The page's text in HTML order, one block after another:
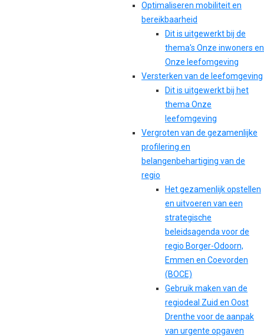
Optimaliseren mobiliteit en
bereikbaarheid
Dit is uitgewerkt bij de
thema's Onze inwoners en
Onze leefomgeving
Versterken van de leefomgeving
Dit is uitgewerkt bij het
thema Onze
leefomgeving
Vergroten van de gezamenlijke
profilering en
belangenbehartiging van de
regio
Het gezamenlijk opstellen
en uitvoeren van een
strategische
beleidsagenda voor de
regio Borger-Odoorn,
Emmen en Coevorden
(BOCE)
Gebruik maken van de
regiodeal Zuid en Oost
Drenthe voor de aanpak
van urgente opgaven